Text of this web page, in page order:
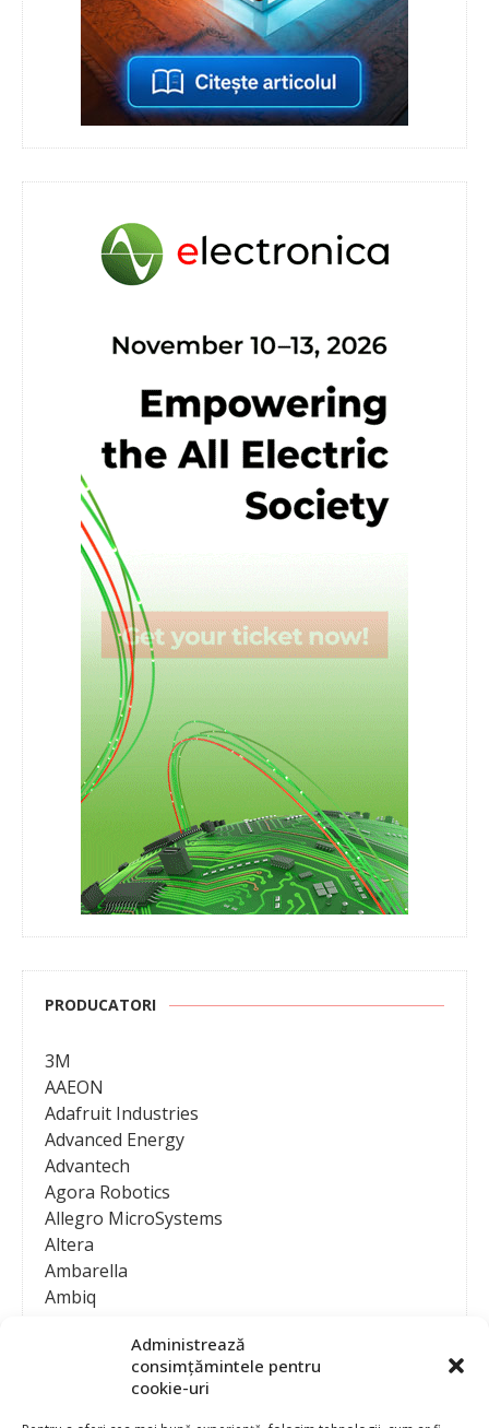
Administrează
consimțămintele pentru
cookie-uri
PRODUCATORI
3M
AAEON
Adafruit Industries
Advanced Energy
Advantech
Agora Robotics
Allegro MicroSystems
Altera
Ambarella
Ambiq
Analog Devices
Anritsu Corporation